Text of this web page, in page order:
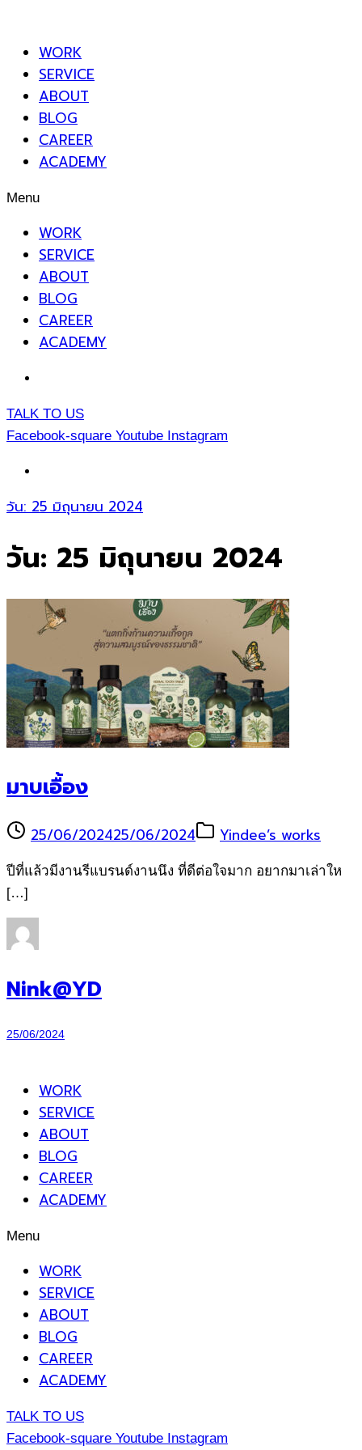
WORK
SERVICE
ABOUT
BLOG
CAREER
ACADEMY
Menu
WORK
SERVICE
ABOUT
BLOG
CAREER
ACADEMY
TALK TO US
Facebook-square Youtube Instagram
วัน: 25 มิถุนายน 2024
วัน: 25 มิถุนายน 2024
มาบเอื้อง
25/06/202425/06/2024 Yindee’s works
ปีที่แล้วมีงานรีแบรนด์งานนึง ที่ดีต่อใจมาก อยากมาเล่าให
[…]
Nink@YD
25/06/2024
WORK
SERVICE
ABOUT
BLOG
CAREER
ACADEMY
Menu
WORK
SERVICE
ABOUT
BLOG
CAREER
ACADEMY
TALK TO US
Facebook-square Youtube Instagram